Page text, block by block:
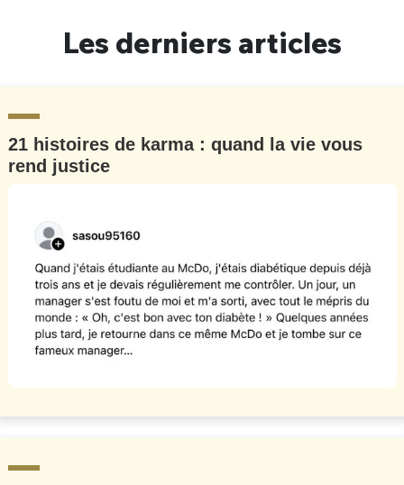
Les derniers articles
21 histoires de karma : quand la vie vous
rend justice
Un Thread